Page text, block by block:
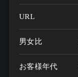
URL
男女比
お客様年代